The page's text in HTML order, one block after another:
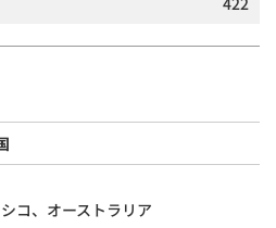
コ、オーストラリア